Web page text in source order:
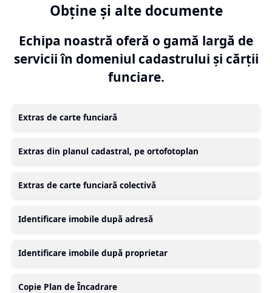
Obține și alte documente
Echipa noastră oferă o gamă largă de
servicii în domeniul cadastrului și cărții
funciare.
Extras de carte funciară
Extras din planul cadastral, pe ortofotoplan
Extras de carte funciară colectivă
Identificare imobile după adresă
Identificare imobile după proprietar
Copie Plan de Încadrare